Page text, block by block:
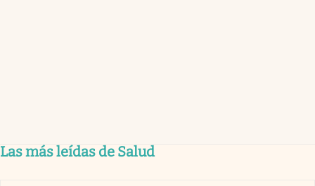
Las más leídas de Salud